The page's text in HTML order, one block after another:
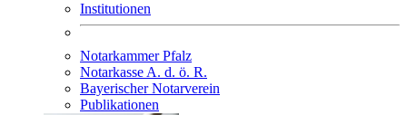
Institutionen
Notarkammer Pfalz
Notarkasse A. d. ö. R.
Bayerischer Notarverein
Publikationen